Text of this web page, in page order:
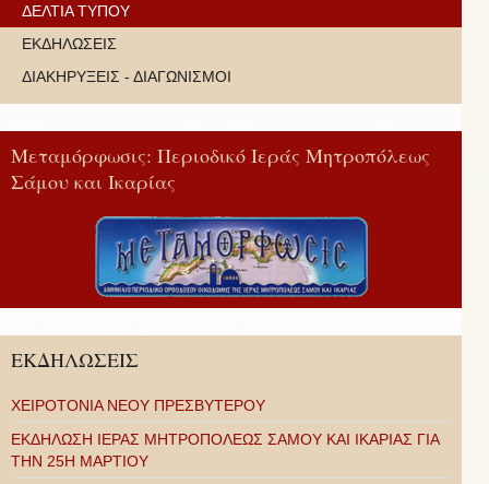
ΔΕΛΤΙΑ ΤΥΠΟΥ
ΕΚΔΗΛΩΣΕΙΣ
ΔΙΑΚΗΡΥΞΕΙΣ - ΔΙΑΓΩΝΙΣΜΟΙ
Μεταμόρφωσις: Περιοδικό Ιεράς Μητροπόλεως
Σάμου και Ικαρίας
ΕΚΔΗΛΩΣΕΙΣ
ΧΕΙΡΟΤΟΝΙΑ ΝΕΟΥ ΠΡΕΣΒΥΤΕΡΟΥ
ΕΚΔΗΛΩΣΗ ΙΕΡΑΣ ΜΗΤΡΟΠΟΛΕΩΣ ΣΑΜΟΥ ΚΑΙ ΙΚΑΡΙΑΣ ΓΙΑ
ΤΗΝ 25Η ΜΑΡΤΙΟΥ